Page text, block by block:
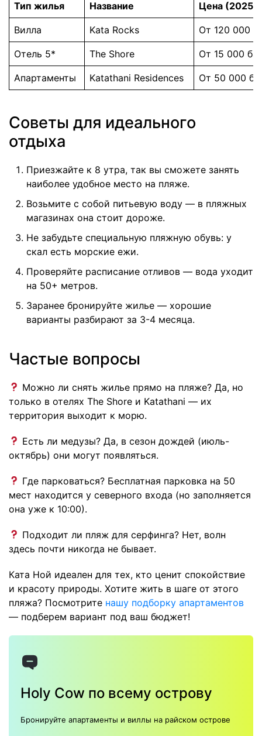
Тип жилья Название Цена (2025)
Вилла Kata Rocks От 120 000
Отель 5* The Shore От 15 000
Апартаменты Katathani Residences От 50 000
Советы для идеального
отдыха
Приезжайте к 8 утра, так вы сможете занять
наиболее удобное место на пляже.
Возьмите с собой питьевую воду — в пляжных
магазинах она стоит дороже.
Не забудьте специальную пляжную обувь: у
скал есть морские ежи.
Проверяйте расписание отливов — вода уходит
на 50+ метров.
Заранее бронируйте жилье — хорошие
варианты разбирают за 3-4 месяца.
Частые вопросы
Можно ли снять жилье прямо на пляже? Да, но
только в отелях The Shore и Katathani — их
территория выходит к морю.
Есть ли медузы? Да, в сезон дождей (июль-
октябрь) они могут появляться.
Где парковаться? Бесплатная парковка на 50
мест находится у северного входа (но заполняется
она уже к 10:00).
Подходит ли пляж для серфинга? Нет, волн
здесь почти никогда не бывает.
Ката Ной идеален для тех, кто ценит спокойствие
и красоту природы. Хотите жить в шаге от этого
пляжа? Посмотрите нашу подборку апартаментов
— подберем вариант под ваш бюджет!
Holy Cow по всему острову
Бронируйте апартаменты и виллы на райском острове